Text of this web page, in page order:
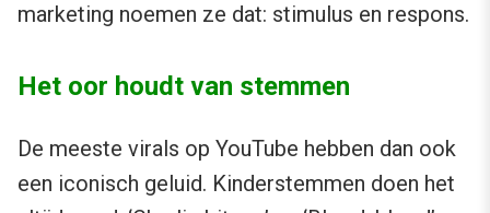
marketing noemen ze dat: stimulus en respons.
Het oor houdt van stemmen
De meeste virals op YouTube hebben dan ook
een iconisch geluid. Kinderstemmen doen het